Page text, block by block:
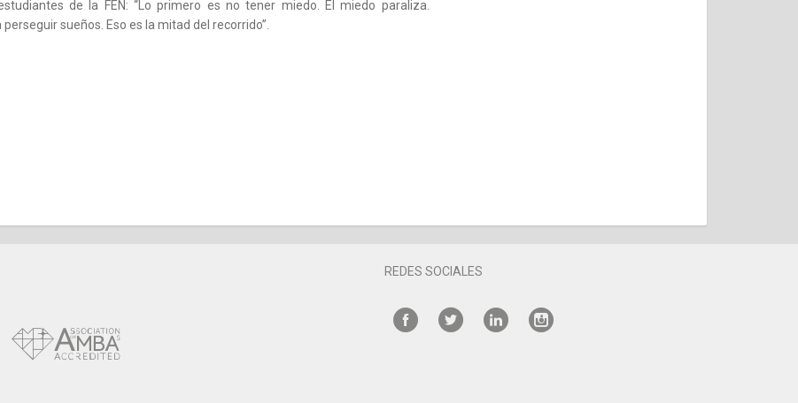
de la FEN: “Lo primero es no tener miedo. El miedo paraliza.
sueños. Eso es la mitad del recorrido”.
REDES SOCIALES